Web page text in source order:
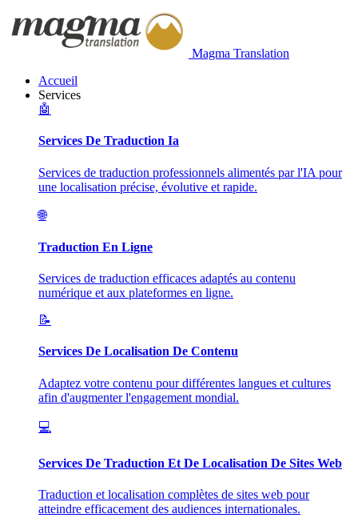
Magma Translation
Accueil
Services
🤖
Services De Traduction Ia
Services de traduction professionnels alimentés par l'IA pour
une localisation précise, évolutive et rapide.
🌐
Traduction En Ligne
Services de traduction efficaces adaptés au contenu
numérique et aux plateformes en ligne.
📝
Services De Localisation De Contenu
Adaptez votre contenu pour différentes langues et cultures
afin d'augmenter l'engagement mondial.
💻
Services De Traduction Et De Localisation De Sites Web
Traduction et localisation complètes de sites web pour
atteindre efficacement des audiences internationales.